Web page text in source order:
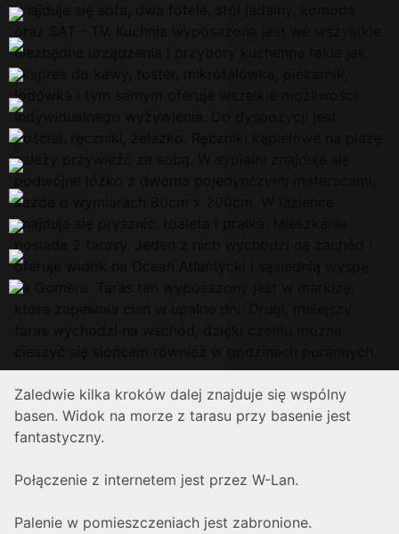
znajduje się sofa, dwa fotele, stół jadalny, komoda
niezbędne urządzenia i przybory kuchenne takie jak
ekspres do kawy, toster, mikrofalówka, piekarnik,
lodówka i tym samym oferuje wszelkie możliwości
indywidualnego wyżywienia. Do dyspozycji jest
pościel, ręczniki, żelazko. Ręczniki kąpielowe na plażę
należy przywieźć ze sobą. W sypialni znajduje się
każde o wymiarach 80cm x 200cm. W łazience
znajduje się prysznic, toaleta i pralka. Mieszkanie
posiada 2 tarasy. Jeden z nich wychodzi na zachód i
oferuje widok na Ocean Atlantycki i sąsiednią wyspę
La Gomera. Taras ten wyposażony jest w markizę,
Zaledwie kilka kroków dalej znajduje się wspólny
basen. Widok na morze z tarasu przy basenie jest
fantastyczny.
Połączenie z internetem jest przez W-Lan.
Palenie w pomieszczeniach jest zabronione.